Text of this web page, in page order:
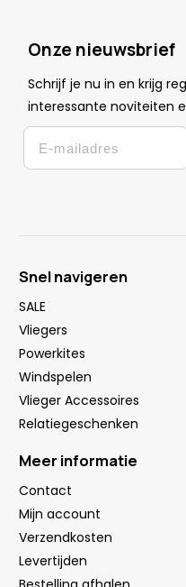
Onze nieuwsbrief
Schrijf je nu in en krijg
interessante noviteiten
Email
Snel navigeren
SALE
Vliegers
Powerkites
Windspelen
Vlieger Accessoires
Relatiegeschenken
Meer informatie
Contact
Mijn account
Verzendkosten
Levertijden